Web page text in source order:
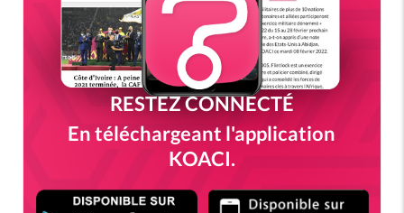
RESTEZ CONNECTÉ
En téléchargeant l'application
KOACI.